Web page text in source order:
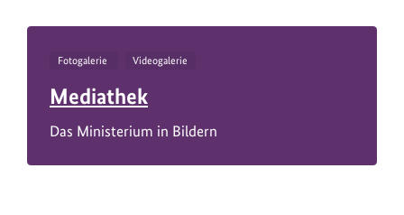
Fotogalerie Videogalerie
Mediathek
Das Ministerium in Bildern